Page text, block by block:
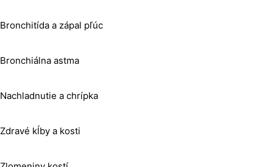
Bronchitída a zápal pľúc
Bronchiálna astma
Nachladnutie a chrípka
Zdravé kĺby a kosti